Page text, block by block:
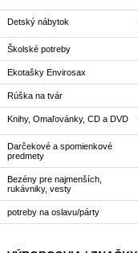
Detský nábytok
Školské potreby
Ekotašky Envirosax
Rúška na tvár
Knihy, Omaľovánky, CD a DVD
Darčekové a spomienkové
predmety
Bezény pre najmenších,
rukávniky, vesty
potreby na oslavu/párty